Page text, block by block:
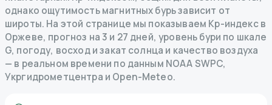
однако ощутимость магнитных бурь зависит от
широты. На этой странице мы показываем Kp-индекс в
Оржеве, прогноз на 3 и 27 дней, уровень бури по шкале
G, погоду, восход и закат солнца и качество воздуха
— в реальном времени по данным NOAA SWPC,
Укргидрометцентра и Open-Meteo.